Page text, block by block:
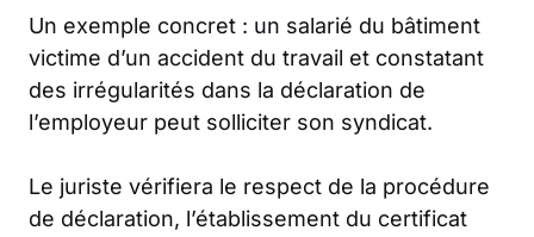
Un exemple concret : un salarié du bâtiment
victime d’un accident du travail et constatant
des irrégularités dans la déclaration de
l’employeur peut solliciter son syndicat.
Le juriste vérifiera le respect de la procédure
de déclaration, l’établissement du certificat